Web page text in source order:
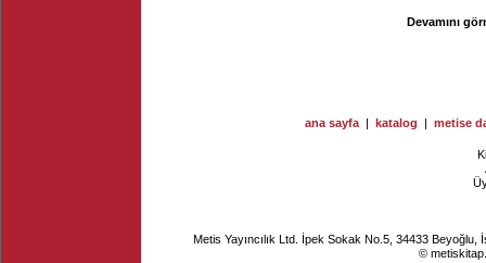
Devamını
ana sayfa | katalog | metise
Metis Yayıncılık Ltd. İpek Sokak No.5, 34433
©